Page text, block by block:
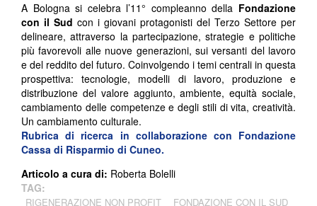
A Bologna si celebra l’11° compleanno della Fondazione
con il Sud con i giovani protagonisti del Terzo Settore per
delineare, attraverso la partecipazione, strategie e politiche
più favorevoli alle nuove generazioni, sui versanti del lavoro
e del reddito del futuro. Coinvolgendo i temi centrali in questa
prospettiva: tecnologie, modelli di lavoro, produzione e
distribuzione del valore aggiunto, ambiente, equità sociale,
cambiamento delle competenze e degli stili di vita, creatività.
Un cambiamento culturale.
Rubrica di ricerca in collaborazione con Fondazione
Cassa di Risparmio di Cuneo.
Articolo a cura di: Roberta Bolelli
TAG:
RIGENERAZIONE NON PROFIT
FONDAZIONE CON IL SUD